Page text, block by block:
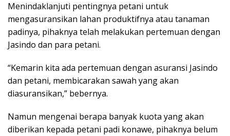
Menindaklanjuti pentingnya petani untuk
mengasuransikan lahan produktifnya atau tanaman
padinya, pihaknya telah melakukan pertemuan dengan
Jasindo dan para petani.
“Kemarin kita ada pertemuan dengan asuransi Jasindo
dan petani, membicarakan sawah yang akan
diasuransikan,” bebernya.
Namun mengenai berapa banyak kuota yang akan
diberikan kepada petani padi konawe, pihaknya belum